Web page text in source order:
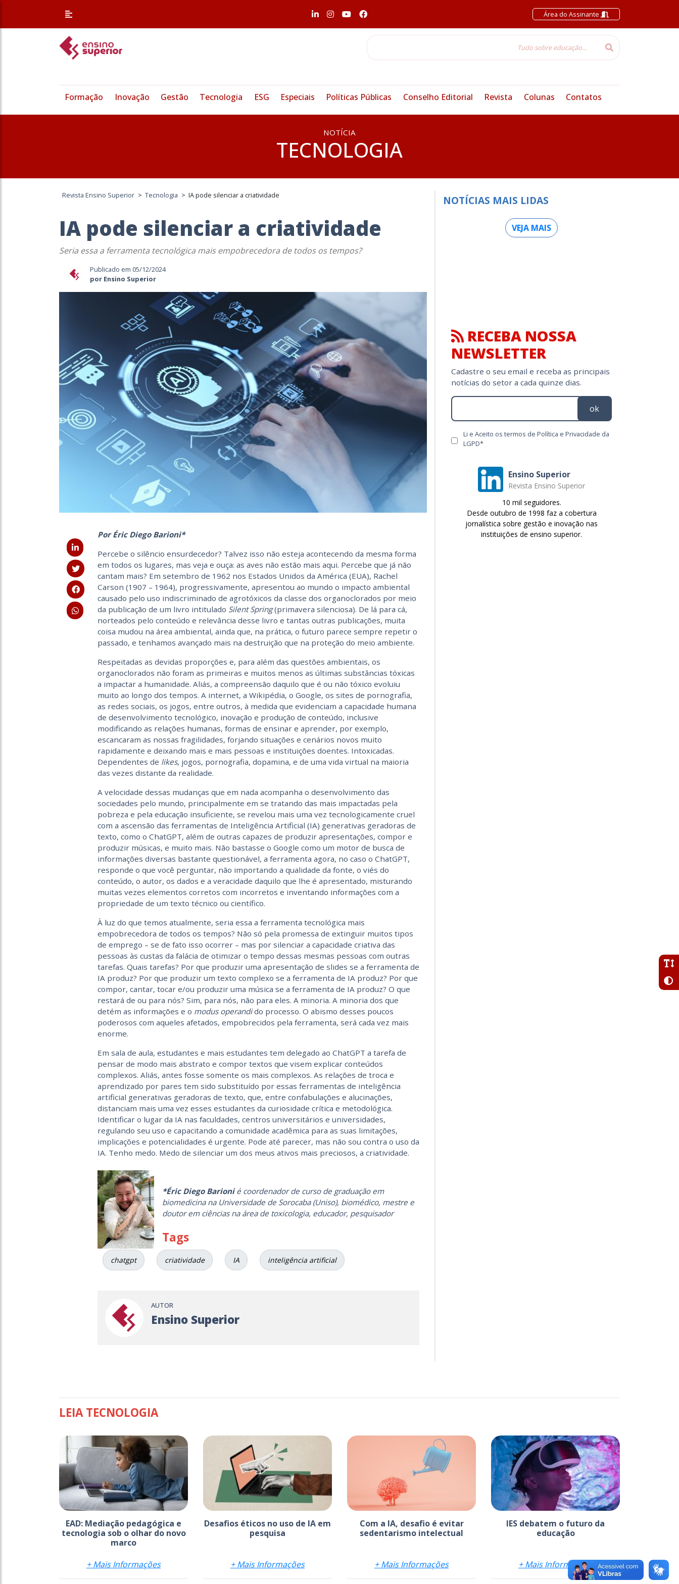
Área do Assinante
Formação Inovação Gestão Tecnologia ESG Especiais Políticas Públicas Conselho Editorial Revista Colunas Contatos
NOTÍCIA
TECNOLOGIA
Revista Ensino Superior > Tecnologia > IA pode silenciar a criatividade
IA pode silenciar a criatividade
Seria essa a ferramenta tecnológica mais empobrecedora de todos os tempos?
Publicado em 05/12/2024
por Ensino Superior
Por Éric Diego Barioni*
Percebe o silêncio ensurdecedor? Talvez isso não esteja acontecendo da mesma forma
em todos os lugares, mas veja e ouça: as aves não estão mais aqui. Percebe que já não
cantam mais? Em setembro de 1962 nos Estados Unidos da América (EUA), Rachel
Carson (1907 – 1964), progressivamente, apresentou ao mundo o impacto ambiental
causado pelo uso indiscriminado de agrotóxicos da classe dos organoclorados por meio
da publicação de um livro intitulado Silent Spring(primavera silenciosa). De lá para cá,
norteados pelo conteúdo e relevância desse livro e tantas outras publicações, muita
coisa mudou na área ambiental, ainda que, na prática, o futuro parece sempre repetir o
passado, e tenhamos avançado mais na destruição que na proteção do meio ambiente.
Respeitadas as devidas proporções e, para além das questões ambientais, os
organoclorados não foram as primeiras e muitos menos as últimas substâncias tóxicas
a impactar a humanidade. Aliás, a compreensão daquilo que é ou não tóxico evoluiu
muito ao longo dos tempos. A internet, a Wikipédia, o Google, os sites de pornografia,
as redes sociais, os jogos, entre outros, à medida que evidenciam a capacidade humana
de desenvolvimento tecnológico, inovação e produção de conteúdo, inclusive
modificando as relações humanas, formas de ensinar e aprender, por exemplo,
escancaram as nossas fragilidades, forjando situações e cenários novos muito
rapidamente e deixando mais e mais pessoas e instituições doentes. Intoxicadas.
Dependentes de likes, jogos, pornografia, dopamina, e de uma vida virtual na maioria
das vezes distante da realidade.
A velocidade dessas mudanças que em nada acompanha o desenvolvimento das
sociedades pelo mundo, principalmente em se tratando das mais impactadas pela
pobreza e pela educação insuficiente, se revelou mais uma vez tecnologicamente cruel
com a ascensão das ferramentas de Inteligência Artificial (IA) generativas geradoras de
texto, como o ChatGPT, além de outras capazes de produzir apresentações, compor e
produzir músicas, e muito mais. Não bastasse o Google como um motor de busca de
informações diversas bastante questionável, a ferramenta agora, no caso o ChatGPT,
responde o que você perguntar, não importando a qualidade da fonte, o viés do
conteúdo, o autor, os dados e a veracidade daquilo que lhe é apresentado, misturando
muitas vezes elementos corretos com incorretos e inventando informações com a
propriedade de um texto técnico ou científico.
À luz do que temos atualmente, seria essa a ferramenta tecnológica mais
empobrecedora de todos os tempos? Não só pela promessa de extinguir muitos tipos
de emprego – se de fato isso ocorrer – mas por silenciar a capacidade criativa das
pessoas às custas da falácia de otimizar o tempo dessas mesmas pessoas com outras
tarefas. Quais tarefas? Por que produzir uma apresentação de slides se a ferramenta de
IA produz? Por que produzir um texto complexo se a ferramenta de IA produz? Por que
compor, cantar, tocar e/ou produzir uma música se a ferramenta de IA produz? O que
restará de ou para nós? Sim, para nós, não para eles. A minoria. A minoria dos que
detém as informações e o modus operandido processo. O abismo desses poucos
poderosos com aqueles afetados, empobrecidos pela ferramenta, será cada vez mais
enorme.
Em sala de aula, estudantes e mais estudantes tem delegado ao ChatGPT a tarefa de
pensar de modo mais abstrato e compor textos que visem explicar conteúdos
complexos. Aliás, antes fosse somente os mais complexos. As relações de troca e
aprendizado por pares tem sido substituído por essas ferramentas de inteligência
artificial generativas geradoras de texto, que, entre confabulações e alucinações,
distanciam mais uma vez esses estudantes da curiosidade crítica e metodológica.
Identificar o lugar da IA nas faculdades, centros universitários e universidades,
regulando seu uso e capacitando a comunidade acadêmica para as suas limitações,
implicações e potencialidades é urgente. Pode até parecer, mas não sou contra o uso da
IA. Tenho medo. Medo de silenciar um dos meus ativos mais preciosos, a criatividade.
*Éric Diego Barionié coordenador de curso de graduação em
biomedicina na Universidade de Sorocaba (Uniso), biomédico, mestre e
doutor em ciências na área de toxicologia, educador, pesquisador
Tags
chatgpt criatividade IA inteligência artificial
AUTOR
Ensino Superior
NOTÍCIAS MAIS LIDAS
VEJA MAIS
RECEBA NOSSA
NEWSLETTER
Cadastre o seu email e receba as principais
notícias do setor a cada quinze dias.
ok
Li e Aceito os termos de Política e Privacidade da
LGPD*
Ensino Superior
Revista Ensino Superior
10 mil seguidores.
Desde outubro de 1998 faz a cobertura
jornalística sobre gestão e inovação nas
instituições de ensino superior.
LEIA TECNOLOGIA
EAD: Mediação pedagógica e
tecnologia sob o olhar do novo
marco
+ Mais Informações
Desafios éticos no uso de IA em
pesquisa
+ Mais Informações
Com a IA, desafio é evitar
sedentarismo intelectual
+ Mais Informações
IES debatem o futuro da
educação
+ Mais Informações